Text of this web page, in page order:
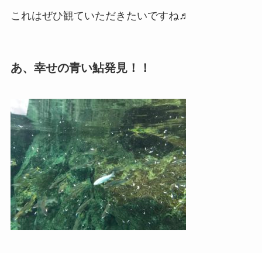
これはぜひ観ていただきたいですね♬
あ、幸せの青い鮎発見！！